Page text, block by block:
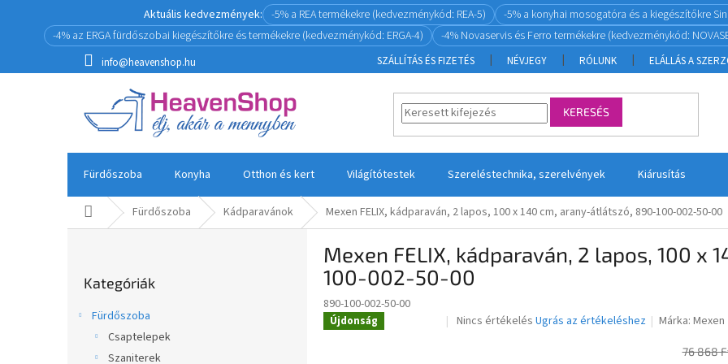
Aktuális kedvezmények: -5% a REA termékekre (kedvezménykód: REA-5)
-5% a konyhai mosogatóra és a kiegészítőkre
-4% az ERGA fürdőszobai kiegészítőkre és termékekre (kedvezménykód: ERGA-4)
-4% Novaservis és Ferro termékekre (kedvezménykód:
info@heavenshop.hu SZÁLLÍTÁS ÉS FIZETÉS NÉVJEGY RÓLUNK ELÁLLÁS A
KERESÉS
Fürdőszoba Konyha Otthon és kert Világítótestek Szereléstechnika, szerelvények Kiárusítás
KezdőlapFürdőszoba Kádparavánok Mexen FELIX, kádparaván, 2 lapos, 100 x 140 cm, arany-átlátszó, 890-100-002-50-00
átugrása
Kategóriák
Fürdőszoba
Csaptelepek
Szaniterek
Mexen FELIX, kádparaván, 2 lapos, 100
100-002-50-00
890-100-002-50-00
Újdonság
A
Nincs értékelés Ugrás az értékeléshez Márka:Mexen
76 868